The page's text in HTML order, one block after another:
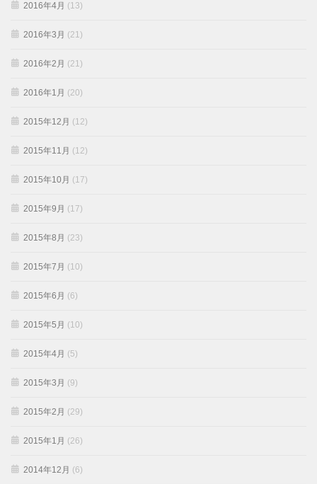
2016年4月 (13)
2016年3月 (21)
2016年2月 (21)
2016年1月 (20)
2015年12月 (12)
2015年11月 (12)
2015年10月 (17)
2015年9月 (17)
2015年8月 (23)
2015年7月 (10)
2015年6月 (6)
2015年5月 (10)
2015年4月 (5)
2015年3月 (9)
2015年2月 (29)
2015年1月 (26)
2014年12月 (6)